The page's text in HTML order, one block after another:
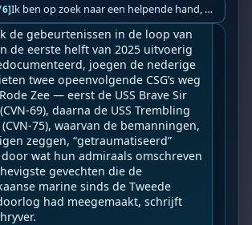
Ik ben op zoek naar een helpende hand, een menselijk oog, een admin die helpt met controleren of de chat wel correct word gemodereerd word door NoMoSpam. 98% gaat automatisch goed, toch ik dit nooit helemaal loslaten en moet er altijd een mens mee blijven opletten bij elke beslissing die gemaakt word. Waar bestaan de werkzaamheden uit? Mee kijken in admin log kanaal naar alle drugs/porno/scams die voorbij komen en in het geval van een randgevalletje, ingrijpen en b.v. een verwijderd maar wel toegestaan bericht terug plaatsen met een druk op de knop. tsja zo banaal en simpel is het gesteld.. Word je hier blij van? Nee. Strookt het je ego? Nee. Word je er beter van? Nee. Kost het veel tijd? Totaal niet, consistentie en regelmaat is belangrijker dan 'er even voor kunnen gaan zitten'.. het werk is in een paar seconden gepiept.. je checkt puur of AI de juiste beslissing heeft gemaakt.. …
de gebeurtenissen in de loop van
de eerste helft van 2025 uitvoerig
joegen de nederige
twee opeenvolgende CSG’s weg
Zee — eerst de USS Brave Sir
69), daarna de USS Trembling
75), waarvan de bemanningen,
zeggen, “getraumatiseerd”
wat hun admiraals omschreven
gevechten die de
marine sinds de Tweede
had meegemaakt, schrijft